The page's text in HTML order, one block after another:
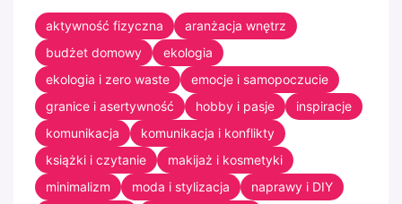
aktywność fizyczna
aranżacja wnętrz
budżet domowy
ekologia
ekologia i zero waste
emocje i samopoczucie
granice i asertywność
hobby i pasje
inspiracje
komunikacja
komunikacja i konflikty
książki i czytanie
makijaż i kosmetyki
minimalizm
moda i stylizacja
naprawy i DIY